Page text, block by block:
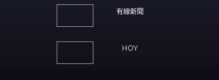
有線新聞
HOY